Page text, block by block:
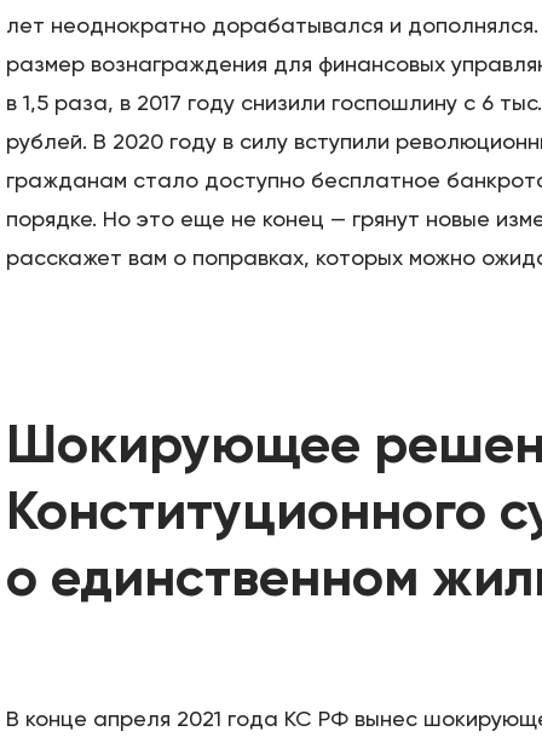
лет неоднократно дорабатывался и дополнялся.
размер вознаграждения для финансовых
в 1,5 раза, в 2017 году снизили госпошлину с 6
рублей. В 2020 году в силу вступили
гражданам стало доступно бесплатное
порядке. Но это еще не конец — грянут новые
расскажет вам о поправках, которых можно
Шокирующее
Конституционного
о единственном
В конце апреля 2021 года КС РФ вынес